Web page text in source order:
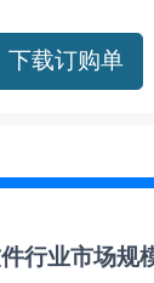
下载订购单
行业市场规